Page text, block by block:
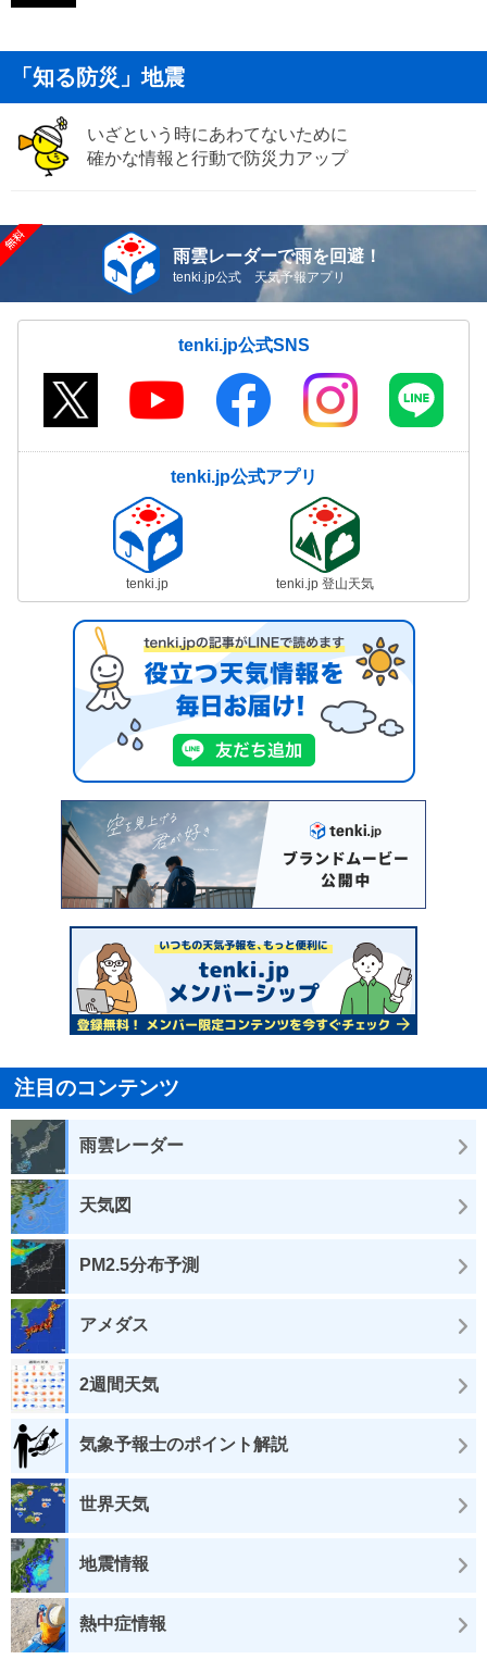
「知る防災」地震
いざという時にあわてないために
確かな情報と行動で防災力アップ
雨雲レーダーで雨を回避！
tenki.jp公式 天気予報アプリ
tenki.jp公式SNS
tenki.jp公式アプリ
tenki.jp tenki.jp 登山天気
注目のコンテンツ
雨雲レーダー
天気図
PM2.5分布予測
アメダス
2週間天気
気象予報士のポイント解説
世界天気
地震情報
熱中症情報